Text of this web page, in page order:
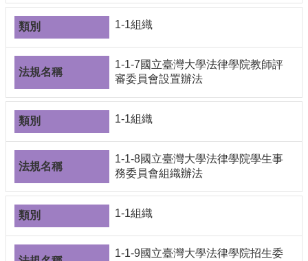
合
會
議
紀
錄
搜
尋
其
它
業
務
相
關
活
1-1組織
1-1-7國立臺灣大學法律學院教師評
審委員會設置辦法
1-1組織
1-1-8國立臺灣大學法律學院學生事
務委員會組織辦法
1-1組織
1-1-9國立臺灣大學法律學院招生委